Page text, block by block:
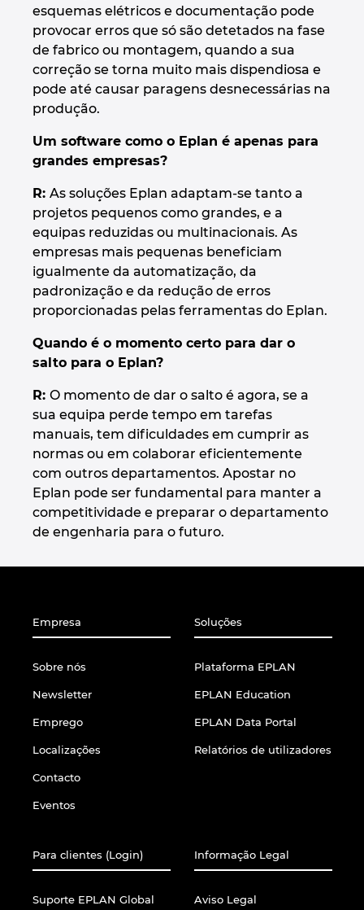
esquemas elétricos e documentação pode
provocar erros que só são detetados na fase
de fabrico ou montagem, quando a sua
correção se torna muito mais dispendiosa e
pode até causar paragens desnecessárias na
produção.
Um software como o Eplan é apenas para
grandes empresas?
R: As soluções Eplan adaptam-se tanto a
projetos pequenos como grandes, e a
equipas reduzidas ou multinacionais. As
empresas mais pequenas beneficiam
igualmente da automatização, da
padronização e da redução de erros
proporcionadas pelas ferramentas do Eplan.
Quando é o momento certo para dar o
salto para o Eplan?
R: O momento de dar o salto é agora, se a
sua equipa perde tempo em tarefas
manuais, tem dificuldades em cumprir as
normas ou em colaborar eficientemente
com outros departamentos. Apostar no
Eplan pode ser fundamental para manter a
competitividade e preparar o departamento
de engenharia para o futuro.
Empresa
Sobre nós
Newsletter
Emprego
Localizações
Contacto
Eventos
Soluções
Plataforma EPLAN
EPLAN Education
EPLAN Data Portal
Relatórios de utilizadores
Para clientes (Login)
Suporte EPLAN Global
Informação Legal
Aviso Legal